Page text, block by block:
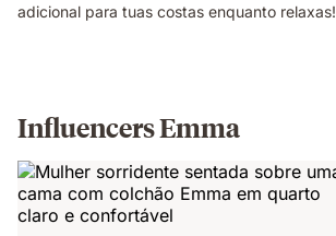
adicional para tuas costas enquanto relaxas!
Influencers Emma